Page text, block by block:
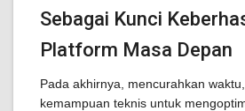
Sebagai Kunci
Platform Masa Depan
Pada akhirnya, mencurahkan
kemampuan teknis untuk